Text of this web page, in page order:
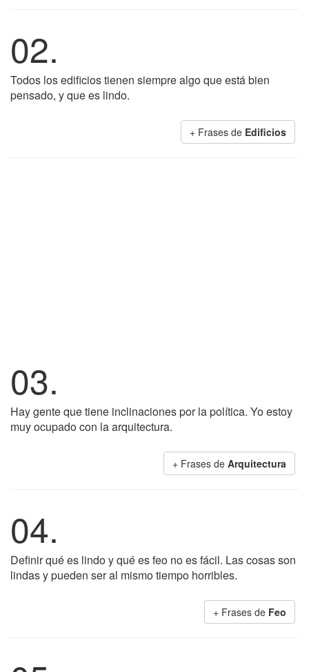
02.
Todos los edificios tienen siempre algo que está bien
pensado, y que es lindo.
+ Frases de Edificios
03.
Hay gente que tiene inclinaciones por la política. Yo estoy
muy ocupado con la arquitectura.
+ Frases de Arquitectura
04.
Definir qué es lindo y qué es feo no es fácil. Las cosas son
lindas y pueden ser al mismo tiempo horribles.
+ Frases de Feo